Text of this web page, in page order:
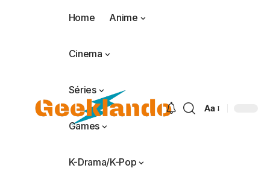
Home Anime
Cinema
Séries
Games
K-Drama/K-Pop
Aa